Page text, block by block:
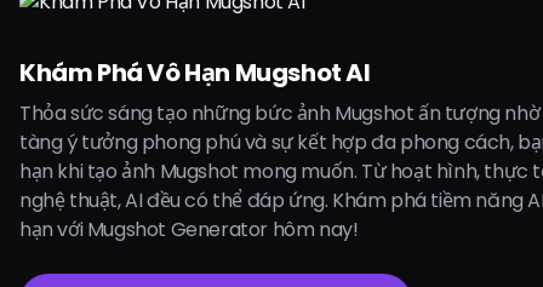
Khám Phá Vô Hạn Mugshot AI
Thỏa sức sáng tạo những bức ảnh Mugshot ấn tượng nhờ
tàng ý tưởng phong phú và sự kết hợp đa phong cách,
hạn khi tạo ảnh Mugshot mong muốn. Từ hoạt hình, thực
nghệ thuật, AI đều có thể đáp ứng. Khám phá tiềm năng
hạn với Mugshot Generator hôm nay!